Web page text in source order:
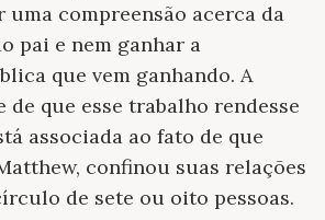
uma compreensão acerca da
pai e nem ganhar a
que vem ganhando. A
que esse trabalho rendesse
associada ao fato de que
confinou suas relações
de sete ou oito pessoas.